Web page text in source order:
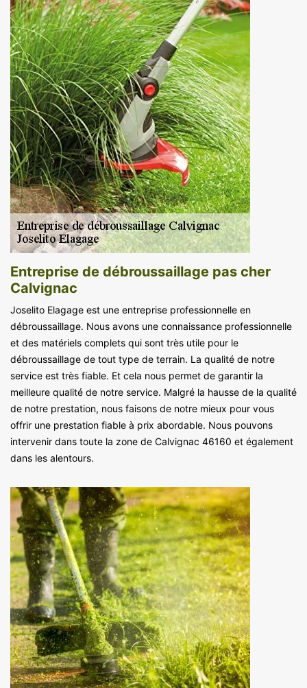
Entreprise de débroussaillage pas cher
Calvignac
Joselito Elagage est une entreprise professionnelle en
débroussaillage. Nous avons une connaissance professionnelle
et des matériels complets qui sont très utile pour le
débroussaillage de tout type de terrain. La qualité de notre
service est très fiable. Et cela nous permet de garantir la
meilleure qualité de notre service. Malgré la hausse de la qualité
de notre prestation, nous faisons de notre mieux pour vous
offrir une prestation fiable à prix abordable. Nous pouvons
intervenir dans toute la zone de Calvignac 46160 et également
dans les alentours.